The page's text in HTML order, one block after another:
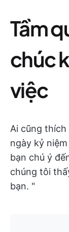
Tầm
chúc
việc
Ai cũng
ngày kỷ
bạn chú ý
chúng tôi
bạn. "